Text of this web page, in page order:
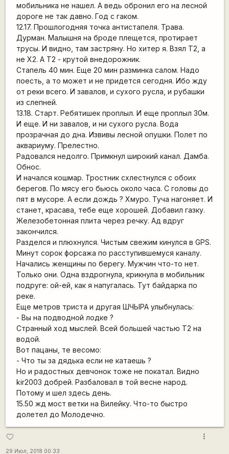
мобильника не нашел. А ведь обронил его на лесной
дороге не так давно. Год с гаком.
12.17. Прошлогодняя точка антистапеля. Трава.
Дурман. Малышня на броде плещется, протирает
трусы. И видно, там застряну. Но хитер я. Взял Т2, а
не Х2. А Т2 - крутой внедорожник.
Стапель 40 мин. Еще 20 мин разминка салом. Надо
поесть, а то может и не придется сегодня. Ибо жду
от реки всего. И завалов, и сухого русла, и рубашки
из слепней.
13.18. Старт. Ребятишек проплыл. И еще проплыл 30м.
И еще. И ни завалов, и ни сухого русла. Вода
прозрачная до дна. Извивы лесной опушки. Полет по
аквариуму. Прелестно.
Радовался недолго. Примкнул широкий канал. Дамба.
Обнос.
И начался кошмар. Тростник схлестнулся с обоих
берегов. По мясу его бьюсь около часа. С головы до
пят в мусоре. А если дождь ? Хмуро. Туча нагоняет. И
станет, красава, тебе еще хорошей. Добавил газку.
Железобетонная плита через речку. Ад вдруг
закончился.
Разделся и плюхнулся. Чистым свежим кинулся в GPS.
Минут сорок форсажа по расступившемуся каналу.
Начались женщины по берегу. Мужчин что-то нет.
Только они. Одна вздрогнула, крикнула в мобильник
подруге: ой-ей, как я напугалась. Тут байдарка по
реке.
Еще метров триста и другая ШЧЫРА улыбнулась:
- Вы на подводной лодке ?
Странный ход мыслей. Всей большей частью Т2 на
водой.
Вот пацаны, те весомо:
- Что ты за дядька если не катаешь ?
Но и радостных девчонок тоже не покатал. Видно
kir2003 добрей. Разбаловал в той весне народ.
Потому и шел здесь день.
15.50 жд мост ветки на Вилейку. Что-то быстро
долетел до Молодечно.
favorite_border
29 Июл, 2018 00:33
more_vert